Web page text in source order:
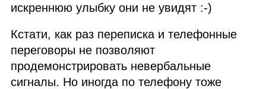
искреннюю улыбку они не увидят :‑)
Кстати, как раз переписка и телефонные
переговоры не позволяют
продемонстрировать невербальные
сигналы. Но иногда по телефону тоже